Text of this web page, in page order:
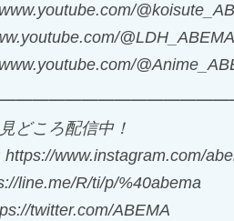
@LDH_ABEMA
どころ配信中！
https://www.instagram.com/
line.me/R/ti/p/%40abema
twitter.com/ABEMA